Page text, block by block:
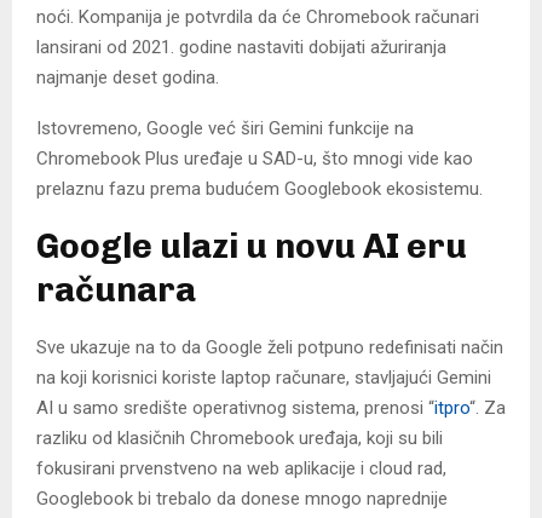
noći. Kompanija je potvrdila da će Chromebook računari
lansirani od 2021. godine nastaviti dobijati ažuriranja
najmanje deset godina.
Istovremeno, Google već širi Gemini funkcije na
Chromebook Plus uređaje u SAD-u, što mnogi vide kao
prelaznu fazu prema budućem Googlebook ekosistemu.
Google ulazi u novu AI eru
računara
Sve ukazuje na to da Google želi potpuno redefinisati način
na koji korisnici koriste laptop računare, stavljajući Gemini
AI u samo središte operativnog sistema, prenosi “itpro“. Za
razliku od klasičnih Chromebook uređaja, koji su bili
fokusirani prvenstveno na web aplikacije i cloud rad,
Googlebook bi trebalo da donese mnogo naprednije